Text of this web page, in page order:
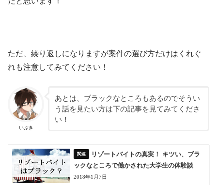
ただ、繰り返しになりますが案件の選び方だけはくれぐ
れも注意してみてください！
いぶき
あとは、ブラックなところもあるのでそうい
う話を見たい方は下の記事を見てみてくださ
い！
リゾートバイトの真実！ キツい、ブラ
ックなところで働かされた大学生の体験談
2018年1月7日